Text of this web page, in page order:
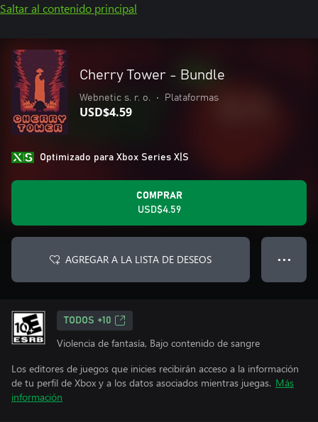
Saltar al contenido principal
Cherry Tower - Bundle
Webnetic s. r. o. • Plataformas
USD$4.59
Optimizado para Xbox Series X|S
COMPRAR
USD$4.59
AGREGAR A LA LISTA DE DESEOS ● ● ●
TODOS +10
Violencia de fantasía, Bajo contenido de sangre
Los editores de juegos que inicies recibirán acceso a la información
de tu perfil de Xbox y a los datos asociados mientras juegas. Más
información